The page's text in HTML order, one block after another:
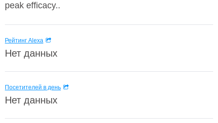
peak efficacy..
Рейтинг Alexa
Нет данных
Посетителей в день
Нет данных